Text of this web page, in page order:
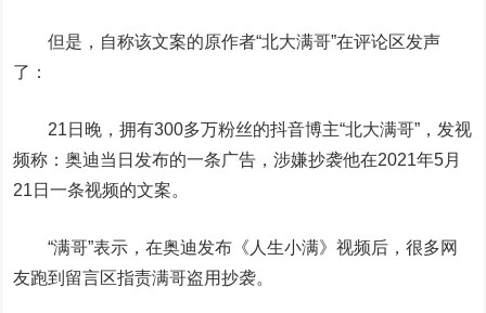
但是，自称该文案的原作者“北大满哥”在评论区发声
了：
21日晚，拥有300多万粉丝的抖音博主“北大满哥”，发视
频称：奥迪当日发布的一条广告，涉嫌抄袭他在2021年5月
21日一条视频的文案。
“满哥”表示，在奥迪发布《人生小满》视频后，很多网
友跑到留言区指责满哥盗用抄袭。